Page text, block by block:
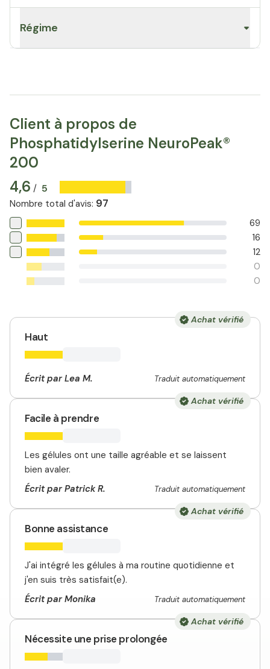
Régime
Client à propos de
Phosphatidylserine NeuroPeak®
200
4,6 / 5
Nombre total d'avis: 97
69
16
12
0
0
Achat vérifié
Haut
Écrit par Lea M. Traduit automatiquement
Achat vérifié
Facile à prendre
Les gélules ont une taille agréable et se laissent
bien avaler.
Écrit par Patrick R.
Traduit automatiquement
Achat vérifié
Bonne assistance
J'ai intégré les gélules à ma routine quotidienne et
j'en suis très satisfait(e).
Écrit par Monika
Traduit automatiquement
Achat vérifié
Nécessite une prise prolongée